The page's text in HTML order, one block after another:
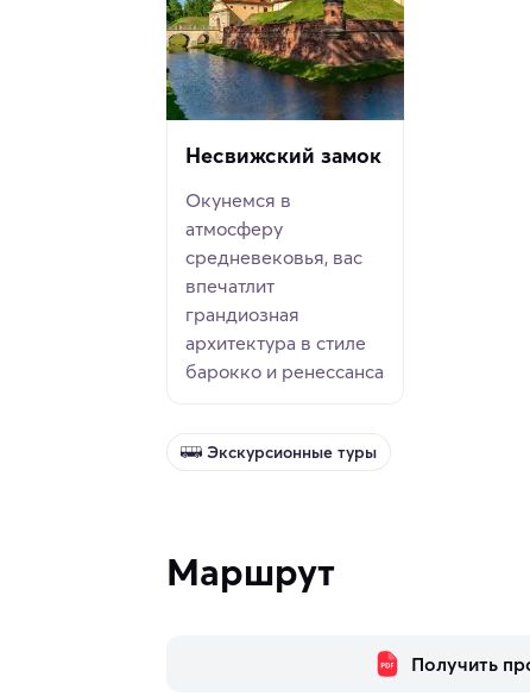
Несвижский замок
Окунемся в
атмосферу
средневековья, вас
впечатлит
грандиозная
архитектура в стиле
барокко и ренессанса
Экскурсионные туры
Маршрут
Получить